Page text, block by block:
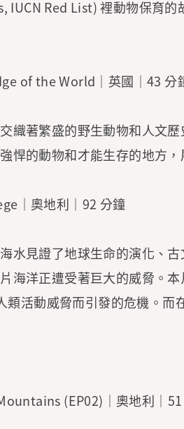
Red List) 裡動物保育的
of the World｜英國｜43 分
織著繁盛的野生動物和人文
悍的動物和才能生存的地方，
｜奧地利｜92 分鐘
水見證了地球生命的演化、
海洋正遭受著巨大的威脅。
活動威脅而引發的危機。而
(EP02)｜奧地利｜